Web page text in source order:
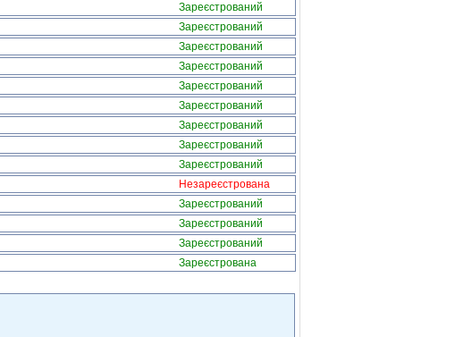
Зареєстрований
Зареєстрований
Зареєстрований
Зареєстрований
Зареєстрований
Зареєстрований
Зареєстрований
Зареєстрований
Зареєстрований
Незареєстрована
Зареєстрований
Зареєстрований
Зареєстрований
Зареєстрована